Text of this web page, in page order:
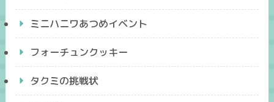
ミニハニワあつめイベント
フォーチュンクッキー
タクミの挑戦状